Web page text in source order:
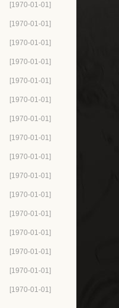
[1970-01-01]
[1970-01-01]
[1970-01-01]
[1970-01-01]
[1970-01-01]
[1970-01-01]
[1970-01-01]
[1970-01-01]
[1970-01-01]
[1970-01-01]
[1970-01-01]
[1970-01-01]
[1970-01-01]
[1970-01-01]
[1970-01-01]
[1970-01-01]